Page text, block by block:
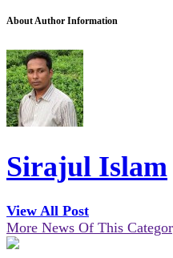
About Author Information
Sirajul Islam
View All Post
More News Of This